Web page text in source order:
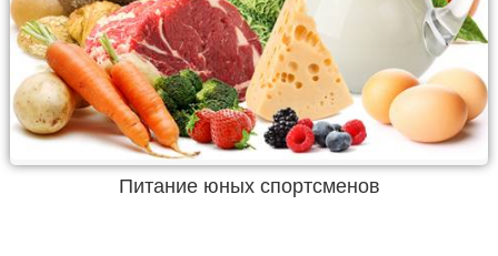
Питание юных спортсменов